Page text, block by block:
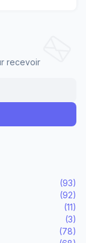
recevoir
(93)
(92)
(11)
(3)
(78)